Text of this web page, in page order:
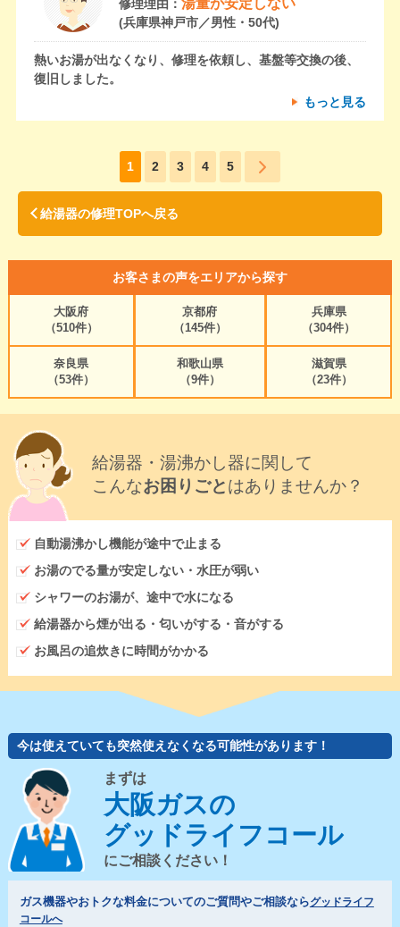
修理理由：
(兵庫県神戸市／男性・50代)
熱いお湯が出なくなり、修理を依頼し、基盤等交換の後、
復旧しました。
もっと見る
1 2 3 4 5
給湯器の修理TOPへ戻る
お客さまの声をエリアから探す
大阪府
（510件）
京都府
（145件）
兵庫県
（304件）
奈良県
（53件）
和歌山県
（9件）
滋賀県
（23件）
給湯器・湯沸かし器に関して
こんなお困りごとはありませんか？
自動湯沸かし機能が途中で止まる
お湯のでる量が安定しない・水圧が弱い
シャワーのお湯が、途中で水になる
給湯器から煙が出る・匂いがする・音がする
お風呂の追炊きに時間がかかる
今は使えていても突然使えなくなる可能性があります！
まずは
大阪ガスの
グッドライフコール
にご相談ください！
ガス機器やおトクな料金についてのご質問やご相談ならグッドライフ
コールへ